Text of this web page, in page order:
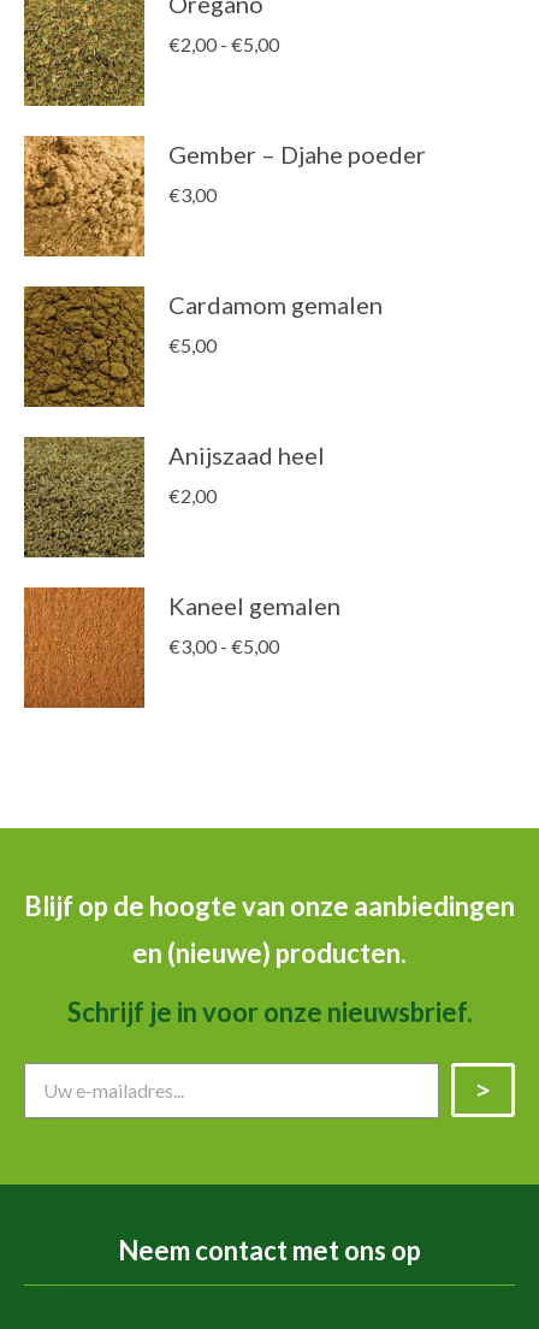
€2,00 - €5,00Prijsklasse:
€5,00
Gember – Djahe poeder
€3,00
Cardamom gemalen
€5,00
Anijszaad heel
€2,00
Kaneel gemalen
€3,00 - €5,00Prijsklasse:
Blijf op de hoogte van onze aanbiedingen
en (nieuwe) producten.
Schrijf je in voor onze nieuwsbrief.
Neem contact met ons op